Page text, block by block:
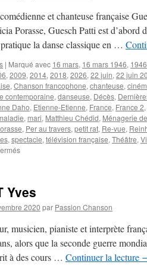
80
ans
et chanteuse française
Porasse, Guesch Patti est d’abord
la danse classique en …
| Marqué avec 16 mars, 16 mars 1946, 1946
, 2009, 2014, 2018, 2026, 22 juin, 22 juin
, Chanson francophone, chanteuse,
contemporaine, danseuse, Décès,
Daho, Etienne-Etienne, France, France 2,
, mari, Matthieu Chédid, Ménagerie
, Per au travers, petit rat, Re-vue,
, spectacle, télévision française, Théâtre,
sur
Yves
2020 par Passion Chanson
musicien, pianiste et interprète
alors que la seconde guerre
à des cours … Continuer la lecture